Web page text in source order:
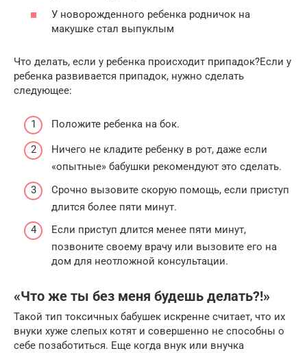
У новорожденного ребенка родничок на
макушке стал выпуклым
Что делать, если у ребенка происходит припадок?Если у
ребенка развивается припадок, нужно сделать
следующее:
Положите ребенка на бок.
Ничего не кладите ребенку в рот, даже если
«опытные» бабушки рекомендуют это сделать.
Срочно вызовите скорую помощь, если приступ
длится более пяти минут.
Если приступ длится менее пяти минут,
позвоните своему врачу или вызовите его на
дом для неотложной консультации.
«Что же ты без меня будешь делать?!»
Такой тип токсичных бабушек искренне считает, что их
внуки хуже слепых котят и совершенно не способны о
себе позаботиться. Еще когда внук или внучка